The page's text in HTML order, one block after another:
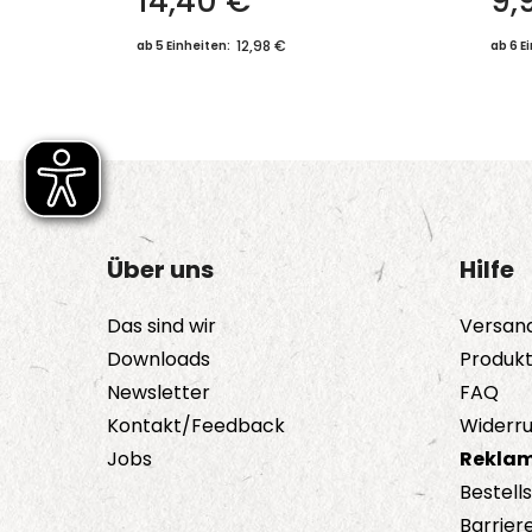
ab 5 Einheiten: 12,98 € ab 6
Über uns
Das sind wir
Downloads
Newsletter
Kontakt/Feedback
Jobs
Hilfe
FAQ